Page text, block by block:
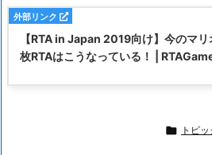
【RTA in Japan 2019向け】今のマ
枚RTAはこうなっている！ |
 トピッ